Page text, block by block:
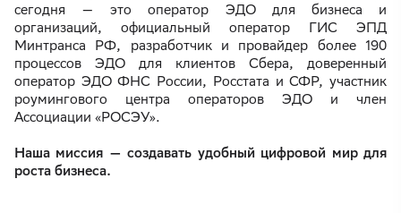
сегодня — это оператор ЭДО для бизнеса и
организаций, официальный оператор ГИС ЭПД
Минтранса РФ, разработчик и провайдер более 190
процессов ЭДО для клиентов Сбера, доверенный
оператор ЭДО ФНС России, Росстата и СФР, участник
роумингового центра операторов ЭДО и член
Ассоциации «РОСЭУ».
Наша миссия — создавать удобный цифровой мир для
роста бизнеса.